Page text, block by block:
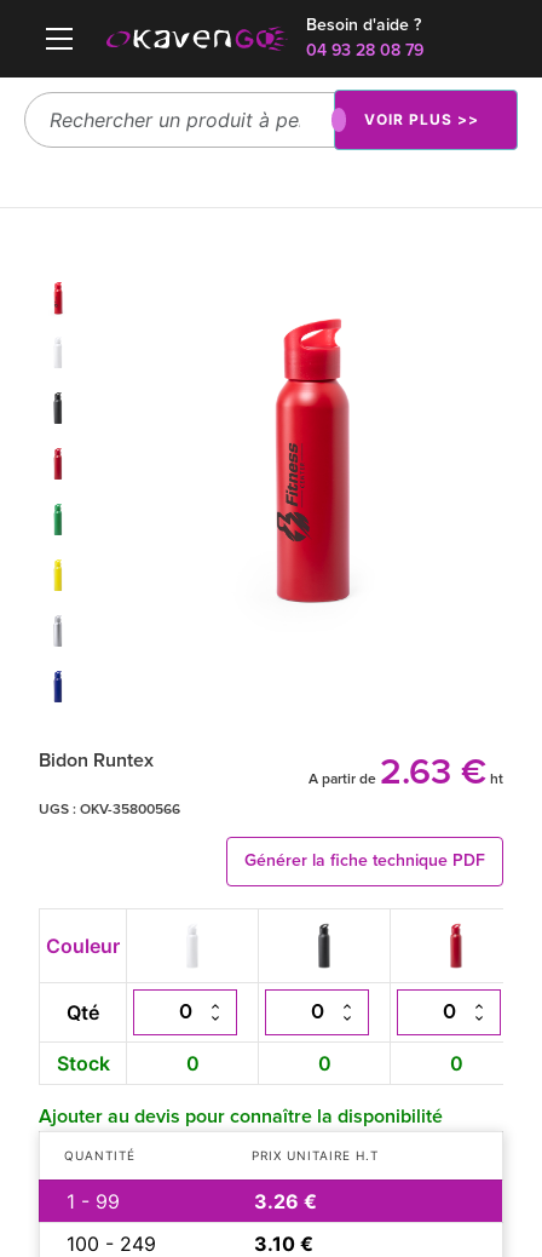
Besoin d'aide ?
04 93 28 08 79
VOIR PLUS >>
Bidon Runtex
A partir de 2.63 € ht
UGS : OKV-35800566
Générer la fiche technique PDF
Couleur
Qté
Stock 0 0 0
Ajouter au devis pour connaître la disponibilité
QUANTITÉ PRIX UNITAIRE H.T
1 - 99
3.26 €
100 - 249
3.10 €